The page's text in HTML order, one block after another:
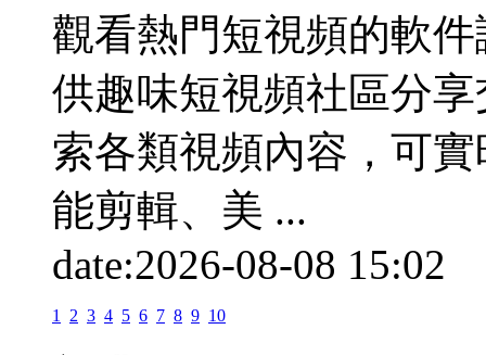
觀看熱門短視頻的軟
供趣味短視頻社區分
索各類視頻內容，可
能剪輯、美 ...
date:2026-08-08 15:02
1 2 3 4 5 6 7 8 9 10